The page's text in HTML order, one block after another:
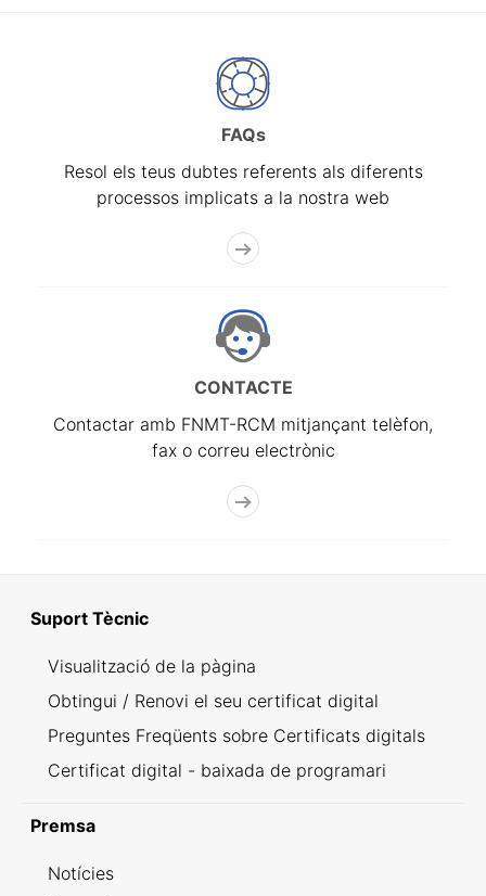
FAQs
Resol els teus dubtes referents als diferents
processos implicats a la nostra web
CONTACTE
Contactar amb FNMT-RCM mitjançant telèfon,
fax o correu electrònic
Suport Tècnic
Visualització de la pàgina
Obtingui / Renovi el seu certificat digital
Preguntes Freqüents sobre Certificats digitals
Certificat digital - baixada de programari
Premsa
Notícies